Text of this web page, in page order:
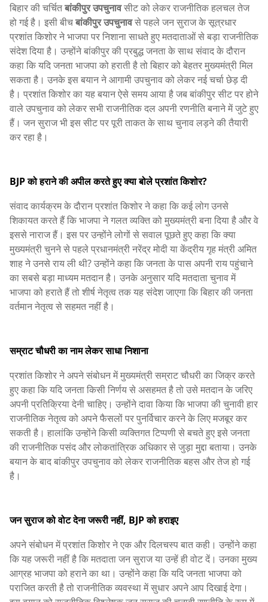
बिहार की चर्चितबांकीपुर उपचुनावसीट को लेकर राजनीतिक हलचल तेज
हो गई है। इसी बीचबांकीपुर उपचुनावसे पहले जन सुराज के सूत्रधार
प्रशांत किशोर ने भाजपा पर निशाना साधते हुए मतदाताओं से बड़ा राजनीतिक
संदेश दिया है। उन्होंने बांकीपुर की प्रबुद्ध जनता के साथ संवाद के दौरान
कहा कि यदि जनता भाजपा को हराती है तो बिहार को बेहतर मुख्यमंत्री मिल
सकता है। उनके इस बयान ने आगामी उपचुनाव को लेकर नई चर्चा छेड़ दी
है। प्रशांत किशोर का यह बयान ऐसे समय आया है जब बांकीपुर सीट पर होने
वाले उपचुनाव को लेकर सभी राजनीतिक दल अपनी रणनीति बनाने में जुटे हुए
हैं। जन सुराज भी इस सीट पर पूरी ताकत के साथ चुनाव लड़ने की तैयारी
कर रहा है।
BJP को हराने की अपील करते हुए क्या बोले प्रशांत किशोर?
संवाद कार्यक्रम के दौरान प्रशांत किशोर ने कहा कि कई लोग उनसे
शिकायत करते हैं कि भाजपा ने गलत व्यक्ति को मुख्यमंत्री बना दिया है और वे
इससे नाराज हैं। इस पर उन्होंने लोगों से सवाल पूछते हुए कहा कि क्या
मुख्यमंत्री चुनने से पहले प्रधानमंत्री नरेंद्र मोदी या केंद्रीय गृह मंत्री अमित
शाह ने उनसे राय ली थी? उन्होंने कहा कि जनता के पास अपनी राय पहुंचाने
का सबसे बड़ा माध्यम मतदान है। उनके अनुसार यदि मतदाता चुनाव में
भाजपा को हराते हैं तो शीर्ष नेतृत्व तक यह संदेश जाएगा कि बिहार की जनता
वर्तमान नेतृत्व से सहमत नहीं है।
सम्राट चौधरी का नाम लेकर साधा निशाना
प्रशांत किशोर ने अपने संबोधन में मुख्यमंत्री सम्राट चौधरी का जिक्र करते
हुए कहा कि यदि जनता किसी निर्णय से असहमत है तो उसे मतदान के जरिए
अपनी प्रतिक्रिया देनी चाहिए। उन्होंने दावा किया कि भाजपा की चुनावी हार
राजनीतिक नेतृत्व को अपने फैसलों पर पुनर्विचार करने के लिए मजबूर कर
सकती है। हालांकि उन्होंने किसी व्यक्तिगत टिप्पणी से बचते हुए इसे जनता
की राजनीतिक पसंद और लोकतांत्रिक अधिकार से जुड़ा मुद्दा बताया। उनके
बयान के बाद बांकीपुर उपचुनाव को लेकर राजनीतिक बहस और तेज हो गई
है।
जन सुराज को वोट देना जरूरी नहीं, BJP को हराइए
अपने संबोधन में प्रशांत किशोर ने एक और दिलचस्प बात कही। उन्होंने कहा
कि यह जरूरी नहीं है कि मतदाता जन सुराज या उन्हें ही वोट दें। उनका मुख्य
आग्रह भाजपा को हराने का था। उन्होंने कहा कि यदि जनता भाजपा को
पराजित करती है तो राजनीतिक व्यवस्था में सुधार अपने आप दिखाई देगा।